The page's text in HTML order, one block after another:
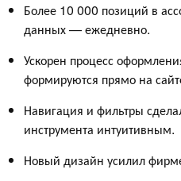
Более 10 000 позиций в
данных — ежедневно.
Ускорен процесс
формируются прямо на
Навигация и фильтры
инструмента интуитивным.
Новый дизайн усилил